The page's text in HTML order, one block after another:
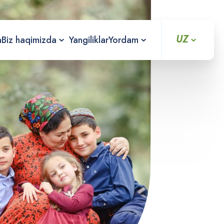
Biz haqimizda YangiliklarYordam UZ